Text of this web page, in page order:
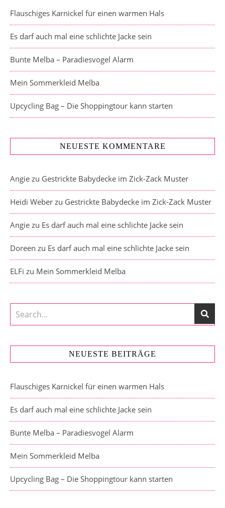
Flauschiges Karnickel für einen warmen Hals
Es darf auch mal eine schlichte Jacke sein
Bunte Melba – Paradiesvogel Alarm
Mein Sommerkleid Melba
Upcycling Bag – Die Shoppingtour kann starten
NEUESTE KOMMENTARE
Angie zu Gestrickte Babydecke im Zick-Zack Muster
Heidi Weber zu Gestrickte Babydecke im Zick-Zack Muster
Angie zu Es darf auch mal eine schlichte Jacke sein
Doreen zu Es darf auch mal eine schlichte Jacke sein
ELFi zu Mein Sommerkleid Melba
NEUESTE BEITRÄGE
Flauschiges Karnickel für einen warmen Hals
Es darf auch mal eine schlichte Jacke sein
Bunte Melba – Paradiesvogel Alarm
Mein Sommerkleid Melba
Upcycling Bag – Die Shoppingtour kann starten